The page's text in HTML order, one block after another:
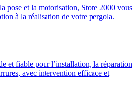
pose et la motorisation, Store 2000 vous
à la réalisation de votre pergola.
et fiable pour l’installation, la réparation
avec intervention efficace et